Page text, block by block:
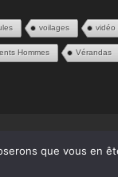
voilages vidéo
Hommes Vérandas
que vous en